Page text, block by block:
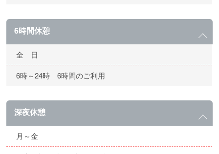
6時間休憩
全 日
6時～24時 6時間のご利用
深夜休憩
月～金